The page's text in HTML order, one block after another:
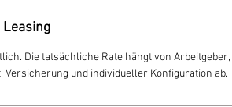
Leasing
Die tatsächliche Rate hängt von Arbeitgeber,
Versicherung und individueller Konfiguration ab.